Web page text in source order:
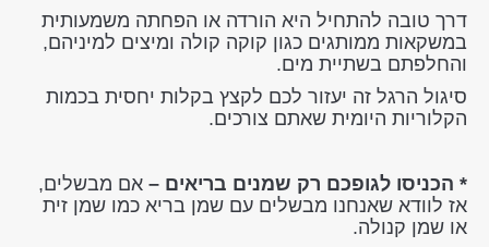
דרך טובה להתחיל היא הורדה או הפחתה משמעותית
במשקאות ממותגים כגון קוקה קולה ומיצים למיניהם,
והחלפתם בשתיית מים.
סיגול הרגל זה יעזור לכם לקצץ בקלות יחסית בכמות
הקלוריות היומית שאתם צורכים.
* הכניסו לגופכם רק שמנים בריאים – אם מבשלים,
אז לוודא שאנחנו מבשלים עם שמן בריא כמו שמן זית
או שמן קנולה.